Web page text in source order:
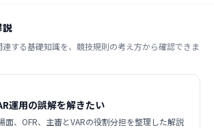
説
連する基礎知識を、競技規則の考え方から確認できま
運用の誤解を解きたい
面、OFR、主審とVARの役割分担を整理した解説